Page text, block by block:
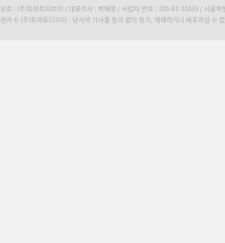
상호 : (주)토마토티브이 / 대표이사 : 박혜정 / 사업자 번호 : 105-87-51033 / 서울
권자 © (주)토마토티브이 - 당사의 기사를 동의 없이 링크, 게재하거나 배포하실